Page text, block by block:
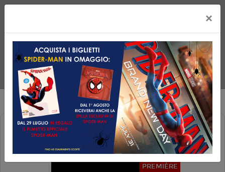
SPIDER-MAN: BRAND NEW DAY
PREMIÈRE
×